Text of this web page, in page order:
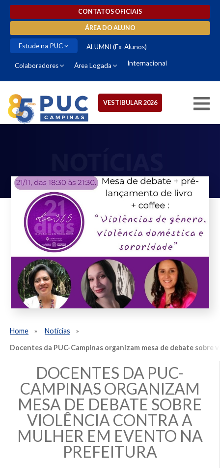
CONTATOS OFICIAIS
ÁREA DO ALUNO
Estude na PUC ALUMNI (Ex-Alunos)
Colaboradores Área Logada Internacional
VESTIBULAR 2026
Home
Notícias
Docentes da PUC-Campinas organizam mesa de debate
DOCENTES DA PUC-
CAMPINAS ORGANIZAM
MESA DE DEBATE SOBRE
VIOLÊNCIA CONTRA A
MULHER EM EVENTO NA
PREFEITURA